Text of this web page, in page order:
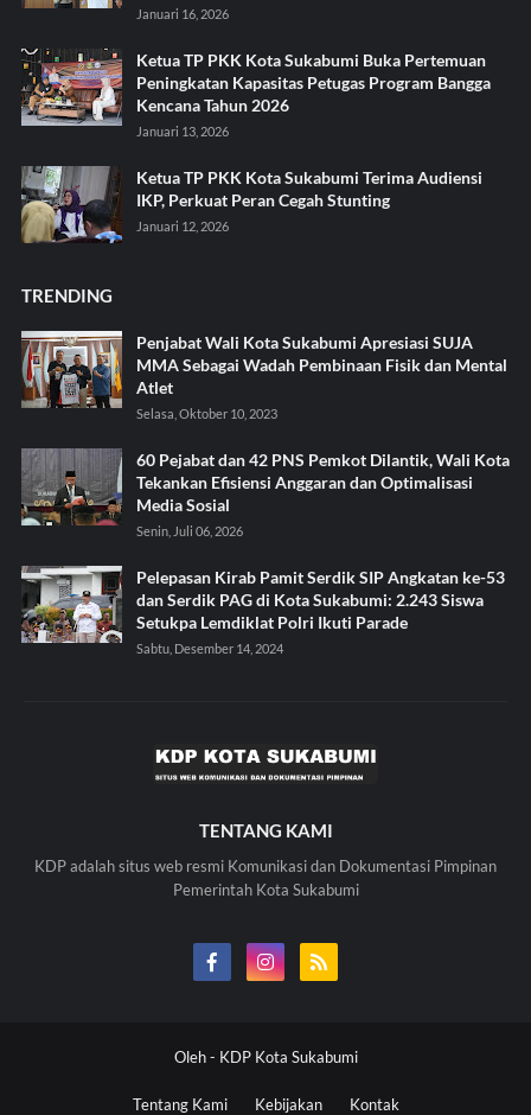
Januari 16, 2026
Ketua TP PKK Kota Sukabumi Buka Pertemuan
Peningkatan Kapasitas Petugas Program Bangga
Kencana Tahun 2026
Januari 13, 2026
Ketua TP PKK Kota Sukabumi Terima Audiensi
IKP, Perkuat Peran Cegah Stunting
Januari 12, 2026
TRENDING
Penjabat Wali Kota Sukabumi Apresiasi SUJA
MMA Sebagai Wadah Pembinaan Fisik dan Mental
Atlet
Selasa, Oktober 10, 2023
60 Pejabat dan 42 PNS Pemkot Dilantik, Wali Kota
Tekankan Efisiensi Anggaran dan Optimalisasi
Media Sosial
Senin, Juli 06, 2026
Pelepasan Kirab Pamit Serdik SIP Angkatan ke-53
dan Serdik PAG di Kota Sukabumi: 2.243 Siswa
Setukpa Lemdiklat Polri Ikuti Parade
Sabtu, Desember 14, 2024
TENTANG KAMI
KDP adalah situs web resmi Komunikasi dan Dokumentasi Pimpinan
Pemerintah Kota Sukabumi
Oleh - KDP Kota Sukabumi
Tentang Kami Kebijakan Kontak